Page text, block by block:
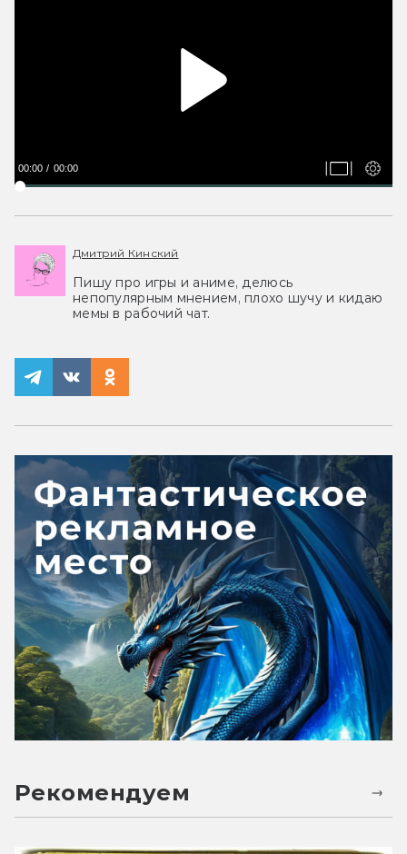
00:00 00:00
Дмитрий Кинский
Пишу про игры и аниме, делюсь
непопулярным мнением, плохо шучу и кидаю
мемы в рабочий чат.
Рекомендуем